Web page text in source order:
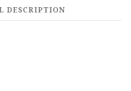
DESCRIPTION